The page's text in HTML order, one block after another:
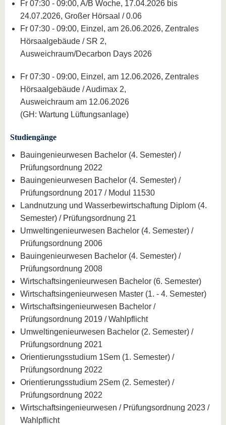
Fr 07:30 - 09:00, A/B Woche, 17.04.2026 bis
24.07.2026, Großer Hörsaal / 0.06
Fr 07:30 - 09:00, Einzel, am 26.06.2026, Zentrales
Hörsaalgebäude / SR 2,
Ausweichraum/Decarbon Days 2026
Fr 07:30 - 09:00, Einzel, am 12.06.2026, Zentrales
Hörsaalgebäude / Audimax 2,
Ausweichraum am 12.06.2026
(GH: Wartung Lüftungsanlage)
Studiengänge
Bauingenieurwesen Bachelor (4. Semester) /
Prüfungsordnung 2022
Bauingenieurwesen Bachelor (4. Semester) /
Prüfungsordnung 2017 / Modul 11530
Landnutzung und Wasserbewirtschaftung Diplom (4.
Semester) / Prüfungsordnung 21
Umweltingenieurwesen Bachelor (4. Semester) /
Prüfungsordnung 2006
Bauingenieurwesen Bachelor (4. Semester) /
Prüfungsordnung 2008
Wirtschaftsingenieurwesen Bachelor (6. Semester)
Wirtschaftsingenieurwesen Master (1. - 4. Semester)
Wirtschaftsingenieurwesen Bachelor /
Prüfungsordnung 2019 / Wahlpflicht
Umweltingenieurwesen Bachelor (2. Semester) /
Prüfungsordnung 2021
Orientierungsstudium 1Sem (1. Semester) /
Prüfungsordnung 2022
Orientierungsstudium 2Sem (2. Semester) /
Prüfungsordnung 2022
Wirtschaftsingenieurwesen / Prüfungsordnung 2023 /
Wahlpflicht